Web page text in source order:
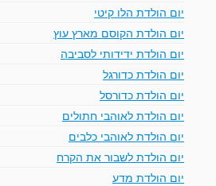
יום הולדת הלו קיטי
יום הולדת הקוסם מארץ עוץ
יום הולדת ידידותי לסביבה
יום הולדת כדורגל
יום הולדת כדורסל
יום הולדת לאוהבי חתולים
יום הולדת לאוהבי כלבים
יום הולדת לשבור את הקרח
יום הולדת מדע